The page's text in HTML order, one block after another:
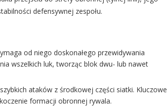
defensywnej zespołu.
od niego doskonałego przewidywania
wszelkich luk, tworząc blok dwu- lub nawet
ataków z środkowej części siatki. Kluczowe
formacji obronnej rywala.